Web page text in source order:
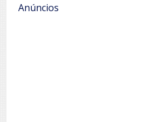
Anúncios